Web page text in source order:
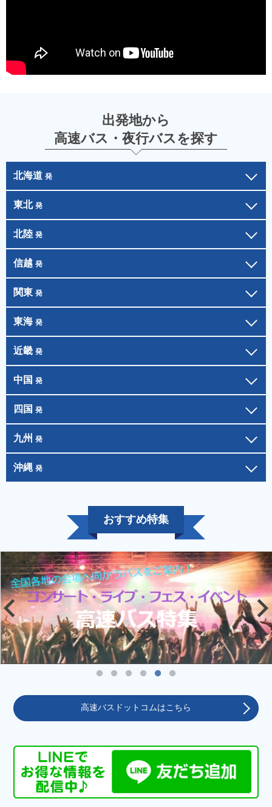
出発地から
高速バス・夜行バスを探す
北海道 発
東北 発
北陸 発
信越 発
関東 発
東海 発
近畿 発
中国 発
四国 発
九州 発
沖縄 発
おすすめ特集
高速バスドットコムはこちら